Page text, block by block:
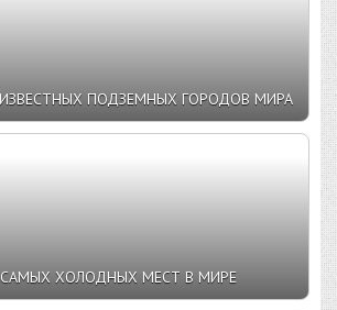
ПОДЗЕМНЫХ ГОРОДОВ МИРА
ХОЛОДНЫХ МЕСТ В МИРЕ